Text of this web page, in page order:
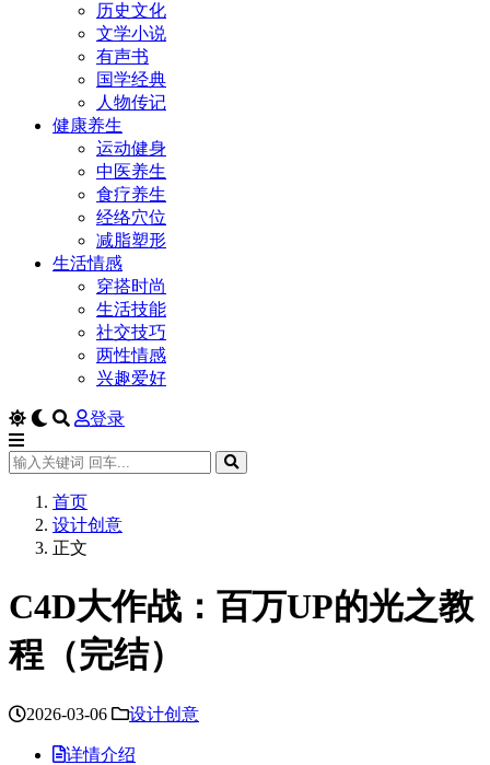
历史文化
文学小说
有声书
国学经典
人物传记
健康养生
运动健身
中医养生
食疗养生
经络穴位
减脂塑形
生活情感
穿搭时尚
生活技能
社交技巧
两性情感
兴趣爱好
登录
首页
设计创意
正文
C4D大作战：百万UP的光之教
程（完结）
2026-03-06 设计创意
详情介绍